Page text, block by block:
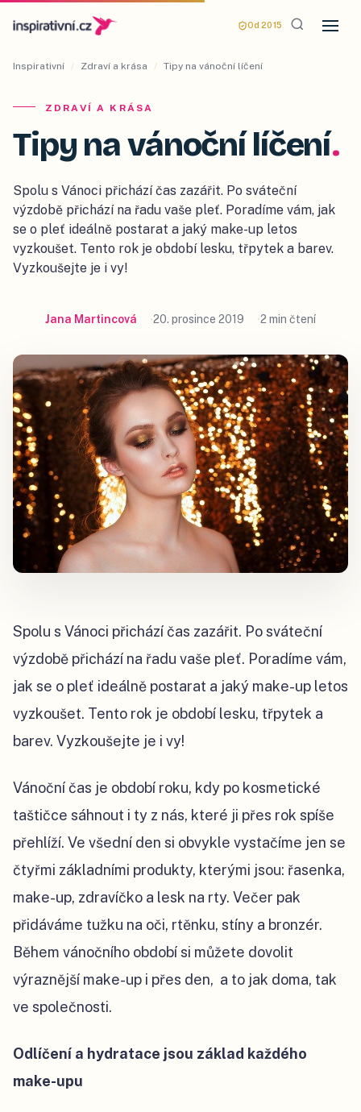
Od 2015
Inspirativní / Zdraví a krása / Tipy na vánoční líčení
ZDRAVÍ A KRÁSA
Tipy na vánoční líčení.
Spolu s Vánoci přichází čas zazářit. Po sváteční
výzdobě přichází na řadu vaše pleť. Poradíme vám, jak
se o pleť ideálně postarat a jaký make-up letos
vyzkoušet. Tento rok je období lesku, třpytek a barev.
Vyzkoušejte je i vy!
Jana Martincová 20. prosince 2019 2 min čtení
Spolu s Vánoci přichází čas zazářit. Po sváteční
výzdobě přichází na řadu vaše pleť. Poradíme vám,
jak se o pleť ideálně postarat a jaký make-up letos
vyzkoušet. Tento rok je období lesku, třpytek a
barev. Vyzkoušejte je i vy!
Vánoční čas je období roku, kdy po kosmetické
taštičce sáhnout i ty z nás, které ji přes rok spíše
přehlíží. Ve všední den si obvykle vystačíme jen se
čtyřmi základními produkty, kterými jsou: řasenka,
make-up, zdravíčko a lesk na rty. Večer pak
přidáváme tužku na oči, rtěnku, stíny a bronzér.
Během vánočního období si můžete dovolit
výraznější make-up i přes den, a to jak doma, tak
ve společnosti.
Odlíčení a hydratace jsou základ každého
make-upu